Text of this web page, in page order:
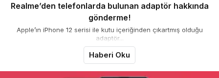
Realme’den telefonlarda bulunan adaptör hakkında
gönderme!
Apple’ın iPhone 12 serisi ile kutu içeriğinden çıkartmış olduğu
adaptör...
Haberi Oku